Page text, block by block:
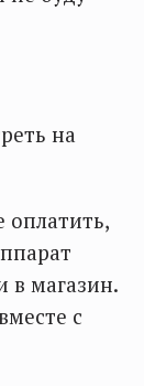
на
оплатить,
в магазин.
с